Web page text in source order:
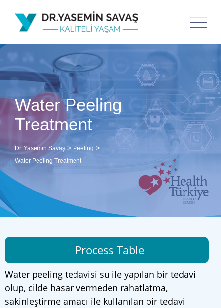
Water Peeling
Treatment
Dr. Yasemin Savaş > Peeling >
Water Peeling Treatment
Process Table
Water peeling tedavisi su ile yapılan bir tedavi
olup, cilde hasar vermeden rahatlatma,
sakinleştirme amacı ile kullanılan bir tedavi